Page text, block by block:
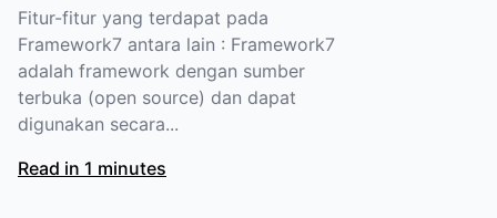
Fitur-fitur yang terdapat pada
Framework7 antara lain : Framework7
adalah framework dengan sumber
terbuka (open source) dan dapat
digunakan secara...
Read in 1 minutes